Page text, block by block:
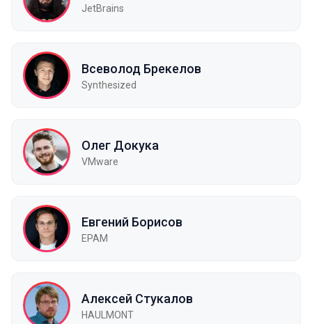
JetBrains
Всеволод Брекелов
Synthesized
Олег Докука
VMware
Евгений Борисов
EPAM
Алексей Стукалов
HAULMONT